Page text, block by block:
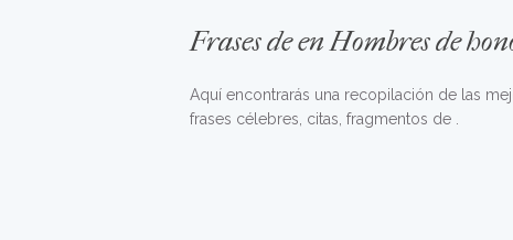
Frases de en Hombres de
Aquí encontrarás una recopilación de las
frases célebres, citas, fragmentos de .